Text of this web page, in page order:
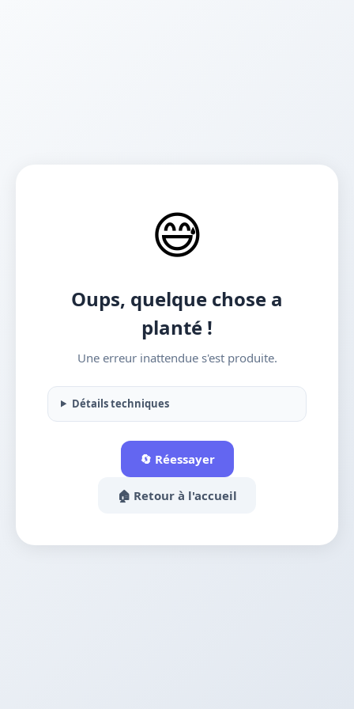
😅
Oups, quelque chose a
planté !
Une erreur inattendue s'est produite.
Détails techniques
🔄 Réessayer
🏠 Retour à l'accueil